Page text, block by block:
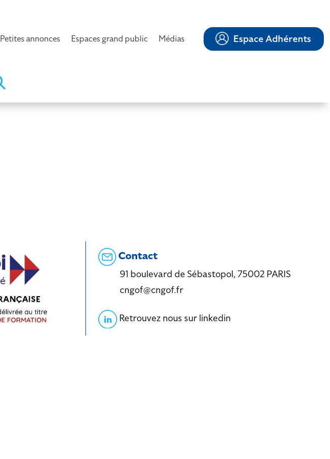
Petites annonces Espaces grand public Médias Espace Adhérents
Contact
91 boulevard de Sébastopol, 75002 PARIS
cngof@cngof.fr
Retrouvez nous sur linkedin